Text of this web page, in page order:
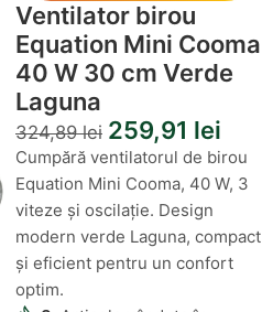
Ventilator birou
Equation Mini Cooma
40 W 30 cm Verde
Laguna
324,89lei 259,91 lei
Cumpără ventilatorul de birou
Equation Mini Cooma, 40 W, 3
viteze și oscilație. Design
modern verde Laguna, compact
și eficient pentru un confort
optim.